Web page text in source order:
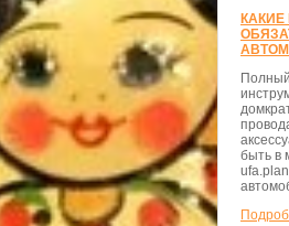
быть в